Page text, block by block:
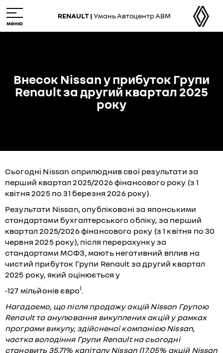
to
main
RENAULT |Умань Автоцентр АВМ
Внесок Nissan у прибуток Групи
Renault за другий квартал 2025
року
Сьогодні Nissan оприлюднив свої результати за
перший квартал 2025/2026 фінансового року (з 1
квітня 2025 по 31 березня 2026 року).
Результати Nissan, опубліковані за японськими
стандартами бухгалтерського обліку, за перший
квартал 2025/2026 фінансового року (з 1 квітня по 30
червня 2025 року), після перерахунку за
стандартами МСФЗ, мають негативний вплив на
чистий прибуток Групи Renault за другий квартал
2025 року, який оцінюється у
-127 мільйонів євро1.
Нагадаємо, що після продажу акційNissan Групою
Renaultта анулювання викуплених акцій у рамках
програми викупу, здійсненої компанієюNissan,
частка володіння Групи Renaultна сьогодні
становить 35,71% капіталуNissan (17,05% акцій Nissan